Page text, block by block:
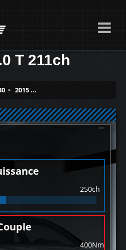
T 211ch
2015 ...
250ch
400Nm